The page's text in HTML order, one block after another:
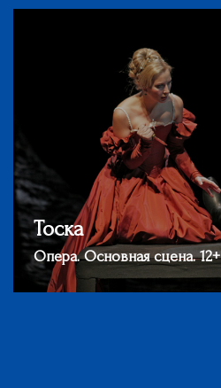
Тоска
Опера. Основная сцена. 12+